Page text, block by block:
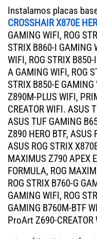
Instalamos placas
CROSSHAIR X870E
GAMING WIFI, ROG
STRIX B860-I GAMING
WIFI, ROG STRIX
A GAMING WIFI, ROG
STRIX B850-E
Z890M-PLUS WIFI,
CREATOR WIFI. ASUS
ASUS TUF GAMING
Z890 HERO BTF, ASUS
ASUS ROG STRIX
MAXIMUS Z790 APEX
FORMULA, ROG
ROG STRIX B760-G
GAMING WIFI, ROG
GAMING B760M-BTF
ProArt Z690-CREATOR